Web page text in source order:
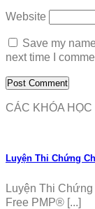
Website
Save my
next time I
CÁC KHÓA HỌC
Luyện Thi Chứng
Luyện Thi
Free PMP® [...]